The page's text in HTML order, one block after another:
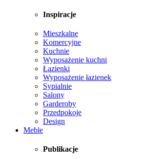
Inspiracje
Mieszkalne
Komercyjne
Kuchnie
Wyposażenie kuchni
Łazienki
Wyposażenie łazienek
Sypialnie
Salony
Garderoby
Przedpokoje
Design
Meble
Publikacje